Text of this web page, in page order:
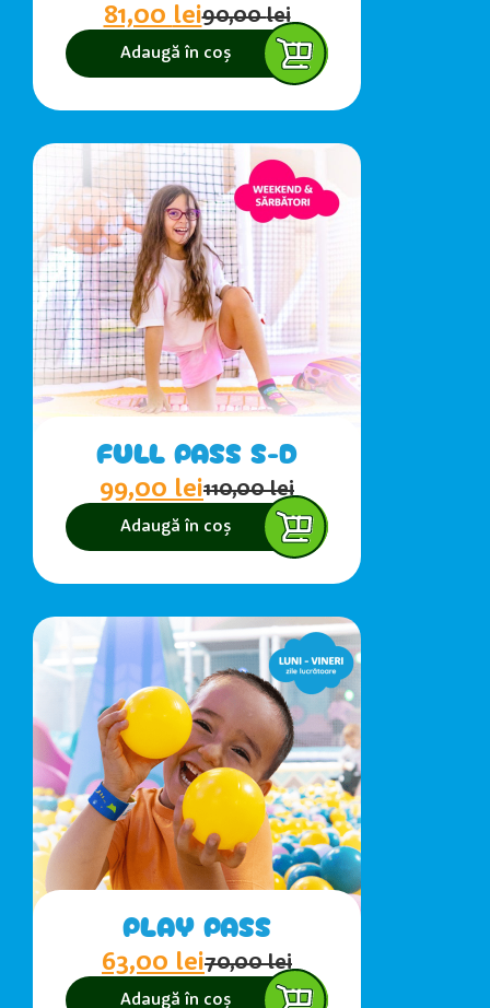
90,00lei
81,00 lei
Adaugă în coș
FULL PASS S-D
110,00lei
99,00 lei
Adaugă în coș
PLAY PASS
70,00lei
63,00 lei
Adaugă în coș